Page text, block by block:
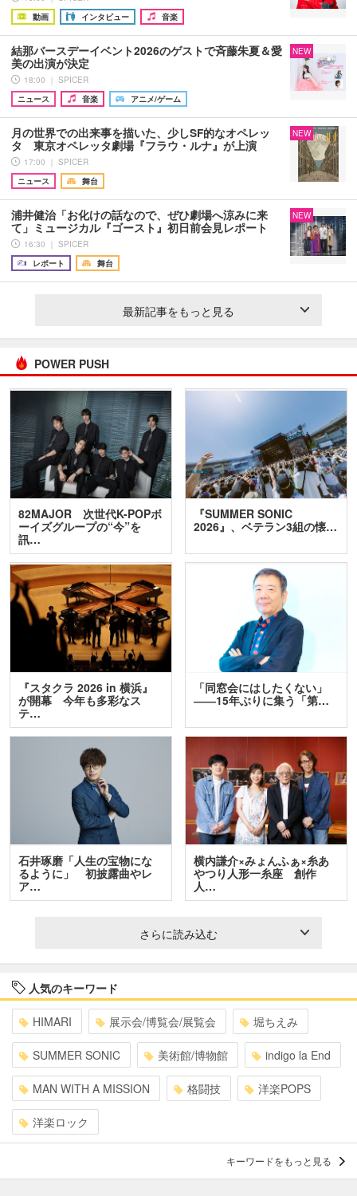
動画
インタビュー 音楽
結那バースデーイベント2026のゲストで斉藤朱夏＆愛
美の出演が決定
18:00 ｜ SPICER
ニュース
音楽 アニメ/ゲーム
NEW
月の世界での出来事を描いた、少しSF的なオペレッ
タ 東京オペレッタ劇場『フラウ・ルナ』が上演
17:00 ｜ SPICER
ニュース
舞台
NEW
浦井健治「お化けの話なので、ぜひ劇場へ涼みに来
て」ミュージカル『ゴースト』初日前会見レポート
16:30 ｜ SPICER
レポート
舞台
NEW
最新記事をもっと見る
POWER PUSH
82MAJOR 次世代K-POPボ
ーイズグループの“今”を
訊…
『SUMMER SONIC
2026』、ベテラン3組の懐…
『スタクラ 2026 in 横浜』
が開幕 今年も多彩なス
テ…
「同窓会にはしたくない」
――15年ぶりに集う「第…
石井琢磨「人生の宝物にな
るように」 初披露曲やレ
ア…
横内謙介×みょんふぁ×糸あ
やつり人形一糸座 創作
人…
さらに読み込む
人気のキーワード
HIMARI 展示会/博覧会/展覧会 堀ちえみ
SUMMER SONIC 美術館/博物館 indigo la End
MAN WITH A MISSION 格闘技 洋楽POPS
洋楽ロック
キーワードをもっと見る